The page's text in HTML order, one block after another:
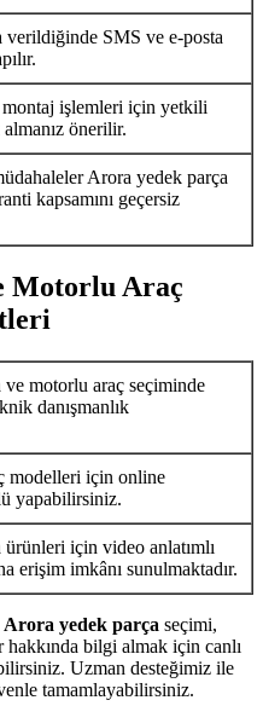
verildiğinde SMS ve e-posta
işlemleri için yetkili
önerilir.
Arora yedek parça
kapsamını geçersiz
Motorlu Araç
motorlu araç seçiminde
danışmanlık
modelleri için online
yapabilirsiniz.
için video anlatımlı
erişim imkânı sunulmaktadır.
Arora yedek parça seçimi,
bilgi almak için canlı
Uzman desteğimiz ile
tamamlayabilirsiniz.